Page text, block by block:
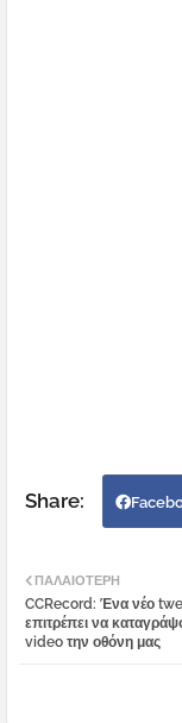
ΠΑΛΑΙΌΤΕΡΗ
CCRecord: Ένα νέο
επιτρέπει να
video την οθόνη μας